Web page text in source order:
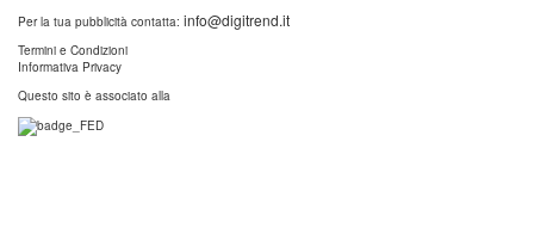
Per la tua pubblicità contatta: info@digitrend.it
Termini e Condizioni
Informativa Privacy
Questo sito è associato alla